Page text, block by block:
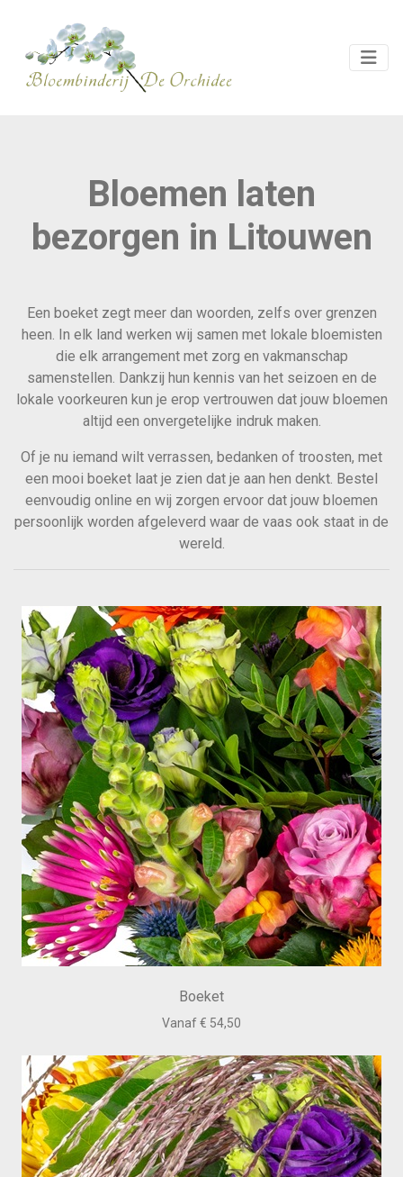
Bloemen laten
bezorgen in Litouwen
Een boeket zegt meer dan woorden, zelfs over grenzen
heen. In elk land werken wij samen met lokale bloemisten
die elk arrangement met zorg en vakmanschap
samenstellen. Dankzij hun kennis van het seizoen en de
lokale voorkeuren kun je erop vertrouwen dat jouw bloemen
altijd een onvergetelijke indruk maken.
Of je nu iemand wilt verrassen, bedanken of troosten, met
een mooi boeket laat je zien dat je aan hen denkt. Bestel
eenvoudig online en wij zorgen ervoor dat jouw bloemen
persoonlijk worden afgeleverd waar de vaas ook staat in de
wereld.
Boeket
Vanaf € 54,50